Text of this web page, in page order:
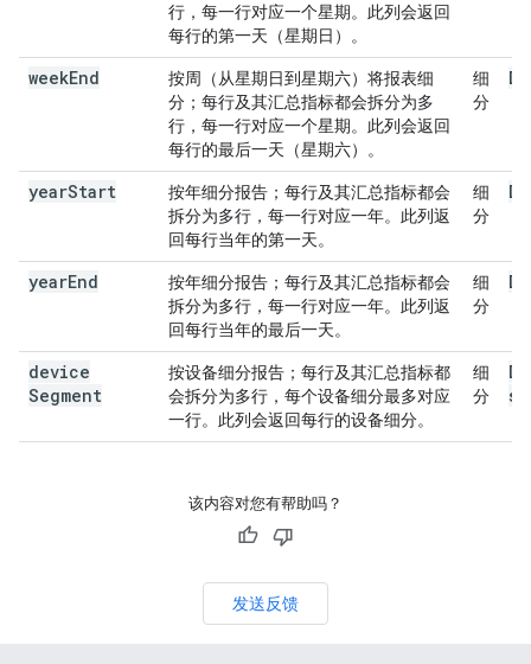
行，每一行对应一个星期。此列会返回
每行的第一天（星期日）。
weekEnd
按周（从星期日到星期六）将报表细
分；每行及其汇总指标都会拆分为多
行，每一行对应一个星期。此列会返回
每行的最后一天（星期六）。
细
分
yearStart
按年细分报告；每行及其汇总指标都会
拆分为多行，每一行对应一年。此列返
回每行当年的第一天。
细
分
yearEnd
按年细分报告；每行及其汇总指标都会
拆分为多行，每一行对应一年。此列返
回每行当年的最后一天。
细
分
device
Segment
按设备细分报告；每行及其汇总指标都
会拆分为多行，每个设备细分最多对应
一行。此列会返回每行的设备细分。
细
分
该内容对您有帮助吗？
发送反馈